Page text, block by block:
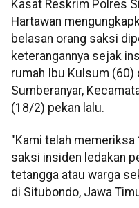
Kasat Reskrim Polres
Hartawan
belasan orang saksi
keterangannya sejak
rumah Ibu Kulsum (60)
Sumberanyar,
(18/2) pekan lalu.
"Kami telah memeriksa
saksi insiden ledakan
tetangga atau warga
di Situbondo, Jawa